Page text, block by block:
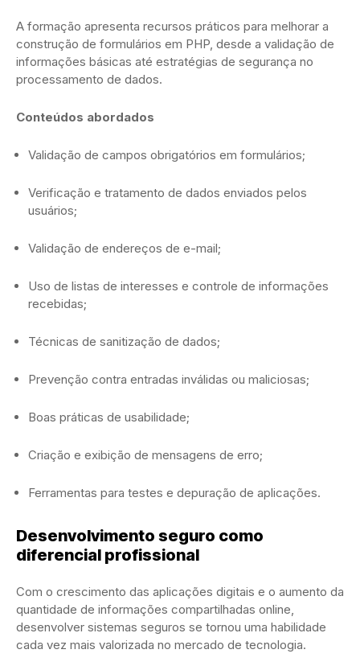
A formação apresenta recursos práticos para melhorar a
construção de formulários em PHP, desde a validação de
informações básicas até estratégias de segurança no
processamento de dados.
Conteúdos abordados
Validação de campos obrigatórios em formulários;
Verificação e tratamento de dados enviados pelos
usuários;
Validação de endereços de e-mail;
Uso de listas de interesses e controle de informações
recebidas;
Técnicas de sanitização de dados;
Prevenção contra entradas inválidas ou maliciosas;
Boas práticas de usabilidade;
Criação e exibição de mensagens de erro;
Ferramentas para testes e depuração de aplicações.
Desenvolvimento seguro como
diferencial profissional
Com o crescimento das aplicações digitais e o aumento da
quantidade de informações compartilhadas online,
desenvolver sistemas seguros se tornou uma habilidade
cada vez mais valorizada no mercado de tecnologia.